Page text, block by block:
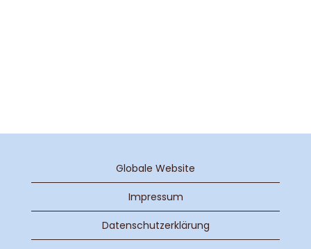
Globale Website
Impressum
Datenschutzerklärung